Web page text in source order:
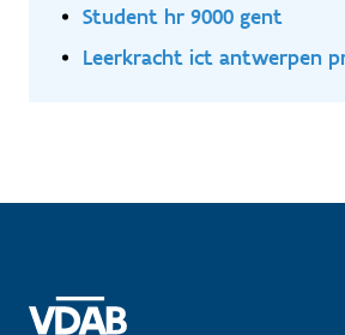
Student hr 9000 gent
Leerkracht ict antwerpen